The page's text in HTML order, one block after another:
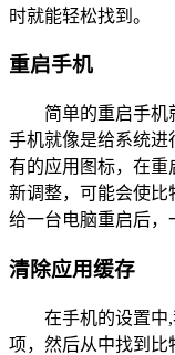
时就能轻松找到。
重启手机
简单的重启手机
手机就像是给系统进
有的应用图标，在重
新调整，可能会使比
给一台电脑重启后，
清除应用缓存
在手机的设置中
项，然后从中找到比